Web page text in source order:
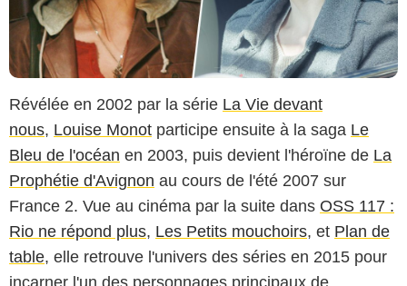
Révélée en 2002 par la série La Vie devant
nous, Louise Monot participe ensuite à la saga Le
Bleu de l'océan en 2003, puis devient l'héroïne de La
Prophétie d'Avignon au cours de l'été 2007 sur
France 2. Vue au cinéma par la suite dans OSS 117 :
Rio ne répond plus, Les Petits mouchoirs, et Plan de
table, elle retrouve l'univers des séries en 2015 pour
incarner l'un des personnages principaux de